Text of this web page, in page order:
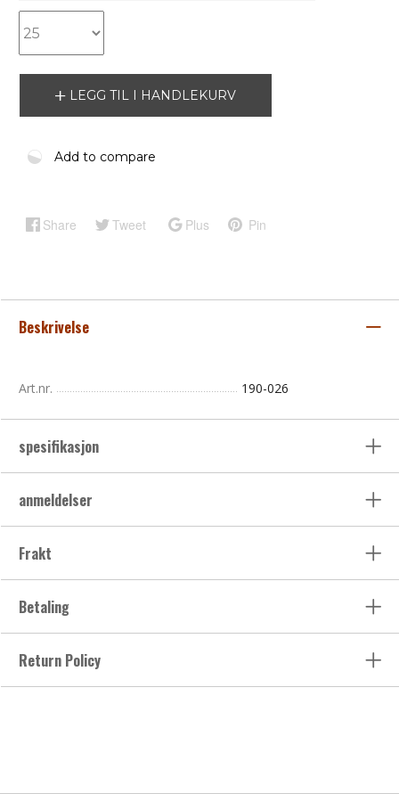
LEGG TIL I HANDLEKURV
Add to compare
Share Tweet Plus Pin
Beskrivelse
Art.nr. 190-026
spesifikasjon
anmeldelser
Frakt
Betaling
Return Policy